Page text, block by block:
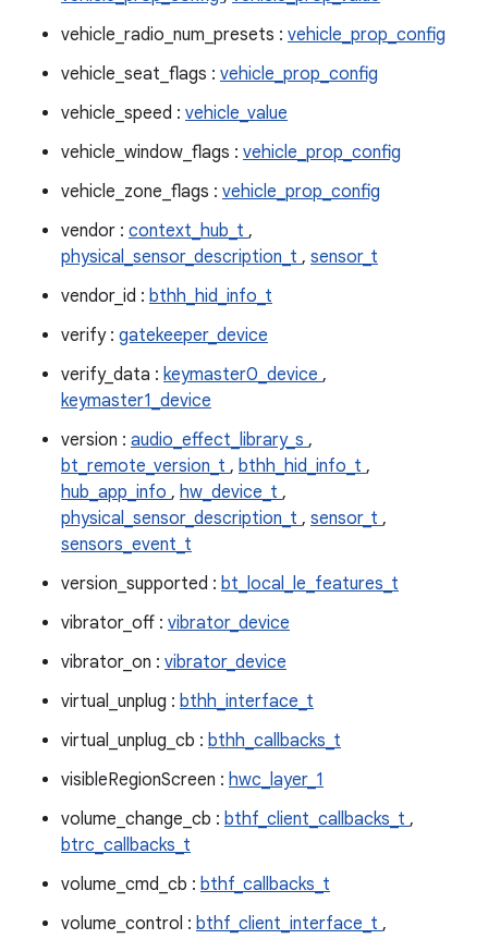
vehicle_radio_num_presets : vehicle_prop_config
vehicle_seat_flags : vehicle_prop_config
vehicle_speed : vehicle_value
vehicle_window_flags : vehicle_prop_config
vehicle_zone_flags : vehicle_prop_config
vendor : context_hub_t ,
physical_sensor_description_t , sensor_t
vendor_id : bthh_hid_info_t
verify : gatekeeper_device
verify_data : keymaster0_device ,
keymaster1_device
version : audio_effect_library_s ,
bt_remote_version_t , bthh_hid_info_t ,
hub_app_info , hw_device_t ,
physical_sensor_description_t , sensor_t ,
sensors_event_t
version_supported : bt_local_le_features_t
vibrator_off : vibrator_device
vibrator_on : vibrator_device
virtual_unplug : bthh_interface_t
virtual_unplug_cb : bthh_callbacks_t
visibleRegionScreen : hwc_layer_1
volume_change_cb : bthf_client_callbacks_t ,
btrc_callbacks_t
volume_cmd_cb : bthf_callbacks_t
volume_control : bthf_client_interface_t ,